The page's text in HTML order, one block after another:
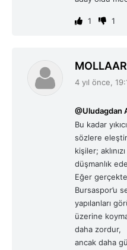
1 1
4 yıl önce,
@Uludagdan
Bu kadar
sözlere
kişiler;
düşmanlık
Eğer
Bursaspor’u
yapılanları
üzerine
daha zordur,
ancak daha